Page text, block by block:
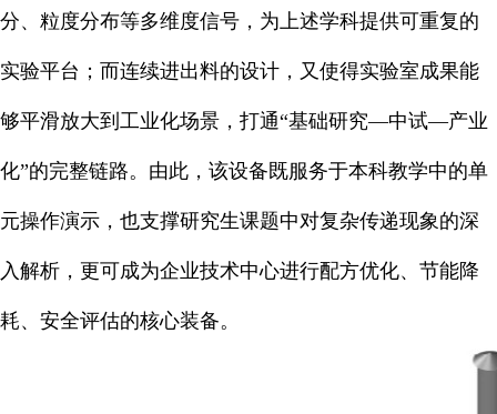
分、粒度分布等多维度信号，为上述学科提供可重复的
实验平台；而连续进出料的设计，又使得实验室成果能
够平滑放大到工业化场景，打通“基础研究—中试—产业
化”的完整链路。由此，该设备既服务于本科教学中的单
元操作演示，也支撑研究生课题中对复杂传递现象的深
入解析，更可成为企业技术中心进行配方优化、节能降
耗、安全评估的核心装备。